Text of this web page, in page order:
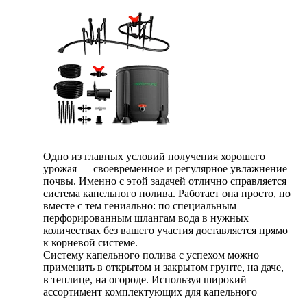
Одно из главных условий получения хорошего
урожая — своевременное и регулярное увлажнение
почвы. Именно с этой задачей отлично справляется
система капельного полива. Работает она просто, но
вместе с тем гениально: по специальным
перфорированным шлангам вода в нужных
количествах без вашего участия доставляется прямо
к корневой системе.
Систему капельного полива с успехом можно
применить в открытом и закрытом грунте, на даче,
в теплице, на огороде. Используя широкий
ассортимент комплектующих для капельного